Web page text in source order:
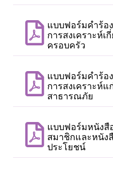
แบบฟอร์มคำร้อ
การสงเคราะห์
ครอบครัว
แบบฟอร์มคำร้อ
การสงเคราะห์
สาธารณภัย
แบบฟอร์มหนังสื
สมาชิกและหนัง
ประโยชน์